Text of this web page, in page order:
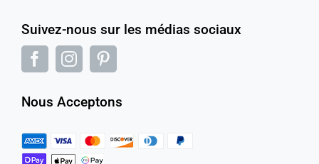
Suivez-nous sur les médias sociaux
Nous Acceptons